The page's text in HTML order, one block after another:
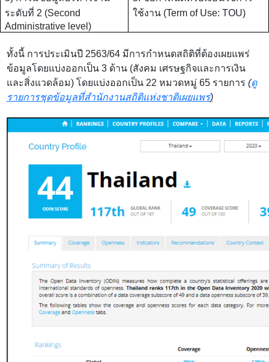
ระดับที่ 2 (Second
Administrative level)
ใช้งาน (Term of Use: TOU)
ทั้งนี้ การประเมินปี 2563/64 มีการกำหนดสถิติที่ต้องเผยแพร่
ข้อมูลโดยแบ่งออกเป็น 3 ด้าน (สังคม เศรษฐกิจและการเงิน
และสิ่งแวดล้อม) โดยแบ่งออกเป็น 22 หมวดหมู่ 65 รายการ (ดู
รายการชุดข้อมูลที่สำนักงานสถิติแห่งชาติเผยแพร่)